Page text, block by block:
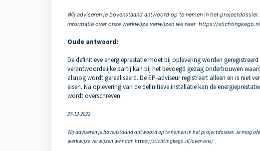
Wij adviseren je bovenstaand antwoord op te nemen in het
informatie over onze werkwijze verwijzen we naar https://
Oude antwoord:
De definitieve energieprestatie moet bij oplevering worden
verantwoordelijke partij kan bij het bevoegd gezag onderbouwen
alsnog wordt gerealiseerd. De EP-adviseur registreert alleen en is niet
eisen. Na oplevering van de definitieve installatie kan de
wordt overschreven.
27-12-2022
Wij adviseren je bovenstaand antwoord op te nemen in het projectdossier. Je
werkwijze verwijzen we naar https://stichtingkego.nl/over-ons/